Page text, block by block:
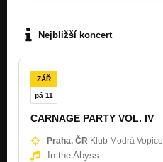
Nejbližší koncert
ZÁŘ
pá 11
CARNAGE PARTY VOL. IV
Praha, ČR Klub Modrá Vopice
In the Abyss